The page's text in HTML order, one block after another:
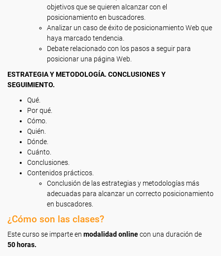
objetivos que se quieren alcanzar con el
posicionamiento en buscadores.
Analizar un caso de éxito de posicionamiento Web que
haya marcado tendencia.
Debate relacionado con los pasos a seguir para
posicionar una página Web.
ESTRATEGIA Y METODOLOGÍA. CONCLUSIONES Y
SEGUIMIENTO.
Qué.
Por qué.
Cómo.
Quién.
Dónde.
Cuánto.
Conclusiones.
Contenidos prácticos.
Conclusión de las estrategias y metodologías más
adecuadas para alcanzar un correcto posicionamiento
en buscadores.
¿Cómo son las clases?
Este curso se imparte en modalidad onlinecon una duración de
50 horas.